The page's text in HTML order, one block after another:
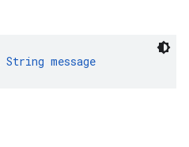
String message